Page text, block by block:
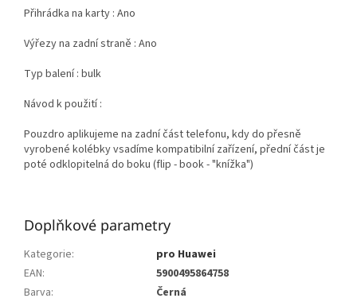
Přihrádka na karty : Ano
Výřezy na zadní straně : Ano
Typ balení : bulk
Návod k použití :
Pouzdro aplikujeme na zadní část telefonu, kdy do přesně
vyrobené kolébky vsadíme kompatibilní zařízení, přední část je
poté odklopitelná do boku (flip - book - "knížka")
Doplňkové parametry
Kategorie:
pro Huawei
EAN:
5900495864758
Barva:
Černá